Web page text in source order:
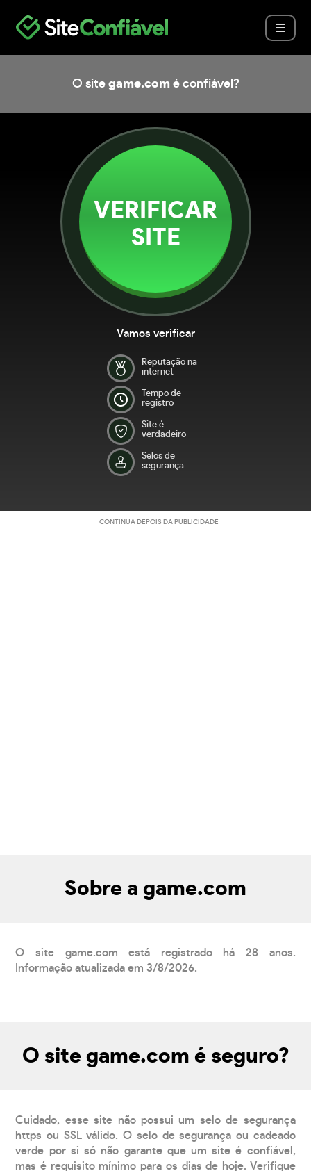
O site game.com é confiável?
VERIFICAR
SITE
Vamos verificar
Reputação na
internet
Tempo de
registro
Site é
verdadeiro
Selos de
segurança
CONTINUA DEPOIS DA PUBLICIDADE
Sobre a game.com
O site game.com está registrado há 28 anos.
Informação atualizada em 3/8/2026.
O site game.com é seguro?
Cuidado, esse site não possui um selo de segurança
https ou SSL válido. O selo de segurança ou cadeado
verde por si só não garante que um site é confiável,
mas é requisito mínimo para os dias de hoje. Verifique